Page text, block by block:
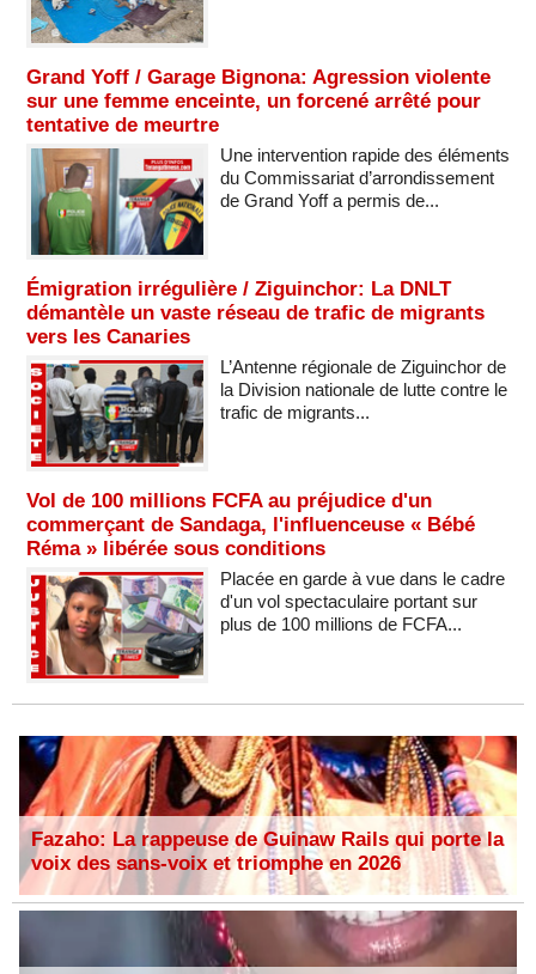
Grand Yoff / Garage Bignona: Agression violente
sur une femme enceinte, un forcené arrêté pour
tentative de meurtre
Une intervention rapide des éléments
du Commissariat d’arrondissement
de Grand Yoff a permis de...
Émigration irrégulière / Ziguinchor: La DNLT
démantèle un vaste réseau de trafic de migrants
vers les Canaries
L’Antenne régionale de Ziguinchor de
la Division nationale de lutte contre le
trafic de migrants...
Vol de 100 millions FCFA au préjudice d'un
commerçant de Sandaga, l'influenceuse « Bébé
Réma » libérée sous conditions
Placée en garde à vue dans le cadre
d'un vol spectaculaire portant sur
plus de 100 millions de FCFA...
Fazaho: La rappeuse de Guinaw Rails qui porte la
voix des sans-voix et triomphe en 2026